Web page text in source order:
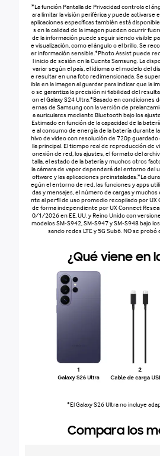
*La función Pantalla de Privacidad controla el
ara limitar la visión periférica y puede activarse
aplicaciones específicas también está
s en la calidad de la imagen pueden ocurrir
de la información puede seguir siendo visible
e visualización, como el ángulo o el brillo. Se
er información sensible.*Photo Assist puede
l inicio de sesión en la Cuenta Samsung. La
variar según el país, el idioma o el modelo del
e resultar en una foto redimensionada. Se
ible en la imagen al guardar para indicar que la
o se garantiza la precisión ni fiabilidad del
on el Galaxy S24 Ultra.*Basado en condiciones
ernas de Samsung con la versión de
a auriculares mediante Bluetooth bajo los
Estimado en función de la capacidad de la
e al consumo de energía de la batería durante
hivo de video con resolución de 720p guardado
lla principal. El tiempo real de reproducción de
onexión de red, los ajustes, el formato del
talla, el estado de la batería y muchos otros
la cámara de vapor dependerá del entorno del
oftware y las aplicaciones preinstaladas.*La
egún el entorno de red, las funciones y apps
das y mensajes, el número de cargas y
nte al perfil de uso promedio recopilado por UX
de forma independiente por UX Connect
0/1/2026 en EE. UU. y Reino Unido con
modelos SM‑S942, SM‑S947 y SM‑S948 bajo
sando redes LTE y 5G Sub6. NO se probó
¿Qué viene en
*El Galaxy S26 Ultra no incluye
Compara los